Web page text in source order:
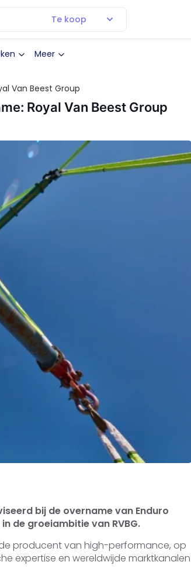
Te koop
Meer
Van Beest Group
Royal Van Beest Group
bij de overname van Enduro
de groeiambitie van RVBG.
producent van high-performance, op
expertise en wereldwijde marktkanalen